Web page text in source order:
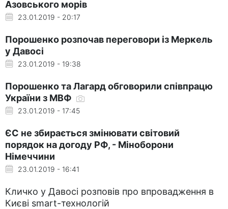
Азовського морів
23.01.2019 - 20:17
Порошенко розпочав переговори із Меркель
у Давосі
23.01.2019 - 19:38
Порошенко та Лагард обговорили співпрацю
України з МВФ
23.01.2019 - 17:45
ЄС не збирається змінювати світовий
порядок на догоду РФ, - Міноборони
Німеччини
23.01.2019 - 16:41
Кличко у Давосі розповів про впровадження в
Києві smart-технологій